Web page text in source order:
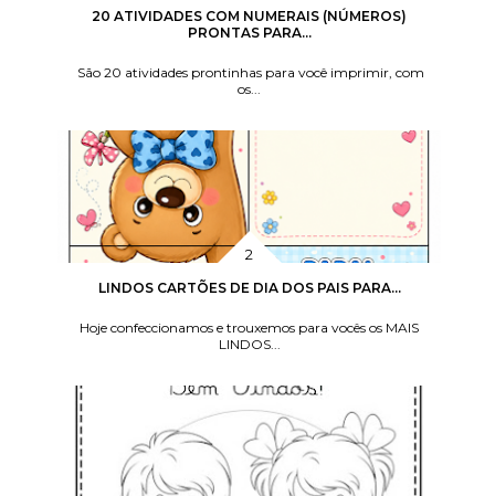
20 ATIVIDADES COM NUMERAIS (NÚMEROS)
PRONTAS PARA...
São 20 atividades prontinhas para você imprimir, com
os...
LINDOS CARTÕES DE DIA DOS PAIS PARA...
Hoje confeccionamos e trouxemos para vocês os MAIS
LINDOS...